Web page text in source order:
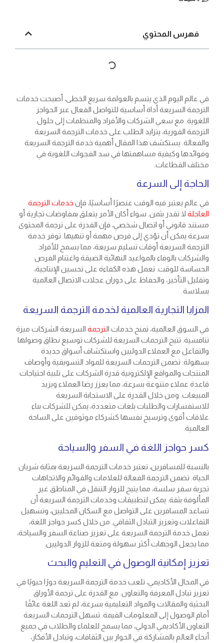
فهرس المحتوي
في عالم اليوم الذي يتسم بالعولمة سريع الخطى، أصبحت خدمات
الترجمة السريعة أداة أساسية للتواصل الفعال عبر الحواجز
اللغوية. مع سعي الشركات والأفراد والمنظمات إلى حلول
الترجمة الفورية، يتزايد الطلب على خدمات الترجمة السريعة
والفعالة. يستكشف هذا المقال أهمية خدمة الترجمة السريعة
وفوائدها وكيفية مساهمتها في سد الفجوات اللغوية في
مختلف القطاعات.
الحاجة إلى السرعة
في عالم يعتبر فيه الوقت عنصرًا أساسيًا، فإن خدمات الترجمة
العاجلة لا تقدر بثمن. سواء أكان الأمر يتعلق بمفاوضات تجارية أو
مستند قانوني أو اتصال شخصي، فإن القدرة على ترجمة المحتوى
بسرعة يمكن أن تؤدي إلى فرص مهمة أو تنهيها. توفر خدمة
الترجمة السريعة أوقات تسليم سريعة، مما يسمح للأفراد
والشركات بالوفاء بالمواعيد النهائية الضيقة واغتنام الفرص
الحساسة للوقت. تعمل هذه الكفاءة على تحسين الإنتاجية،
وتقليل التأخير، والحفاظ على دوران عجلات الاتصال العالمية
بسلاسة.
المزايا التجارية العالمية لخدمة الترجمة السريعة
في السوق العالمية، تمنح خدمات الترجمة السريعة الشركات ميزة
تنافسية. تتيح الترجمات السريعة للشركات توسيع نطاق وصولها
والتفاعل مع العملاء الدوليين واستكشاف أسواق جديدة
بسهولة. تضمن الترجمات السريعة للمواد التسويقية وأوصاف
المنتجات والمواقع الإلكترونية قدرة الشركات على تلبية احتياجات
قاعدة عملاء متنوعة بسرعة، مما يعزز رضا العملاء ويزيد
المبيعات. ومن خلال القدرة على الاستجابة السريعة
للاستفسارات والطلبات بلغات متعددة، يمكن للشركات بناء
علاقات أقوى وترسيخ نفسها كشركاء موثوقين على الساحة
العالمية.
كسر حواجز اللغة في السفر والسياحة
بالنسبة للمسافرين، تعتبر خدمات الترجمة السريعة بمثابة شريان
الحياة. تضمن الترجمة الفعالة للعلامات والقوائم والاتجاهات
تجربة سفر سلسة، مما يتيح للزوار التنقل في المناطق غير
المألوفة بثقة. يمكن لتطبيقات وخدمات الترجمة السريعة أن
تساعد المسافرين على التواصل مع السكان المحليين، وتسهيل
التفاعلات وتعزيز التبادل الثقافي. من خلال كسر حواجز اللغة،
تعمل خدمة الترجمة السريعة على تعزيز صناعة السفر والسياحة،
مما يجعل الوجهات أكثر سهولة ومتعة للزوار الدوليين.
تعزيز إمكانية الوصول في التعليم والبحث
في المجال الأكاديمي، تلعب خدمة الترجمة السريعة دورًا حيويًا في
تعزيز تبادل المعرفة والتعاون. مع القدرة على ترجمة الأوراق
البحثية والمقالات والمواد التعليمية بسرعة، لم تعد اللغة عائقًا
أمام الوصول إلى المعلومات القيمة. تسهل الترجمات السريعة
التعاون الأكاديمي الدولي، مما يسمح للعلماء والطلاب في جميع
أنحاء العالم بالمشاركة في الحوار بين الثقافات، وتبادل الأفكار،